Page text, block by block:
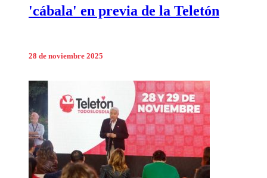
'cábala' en previa de la Teletón
28 de noviembre 2025